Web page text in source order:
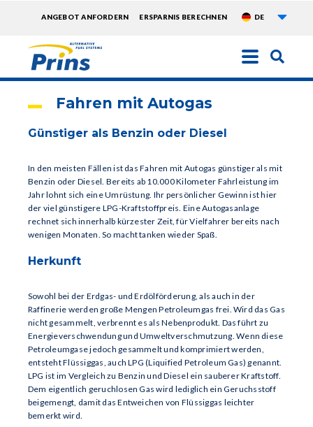
TOPMENU
ANGEBOT ANFORDERN ERSPARNIS BERECHNEN DE
Fahren mit Autogas
Günstiger als Benzin oder Diesel
In den meisten Fällen ist das Fahren mit Autogas günstiger als mit
Benzin oder Diesel. Bereits ab 10.000 Kilometer Fahrleistung im
Jahr lohnt sich eine Umrüstung. Ihr persönlicher Gewinn ist hier
der viel günstigere LPG-Kraftstoffpreis. Eine Autogasanlage
rechnet sich innerhalb kürzester Zeit, für Vielfahrer bereits nach
wenigen Monaten. So macht tanken wieder Spaß.
Herkunft
Sowohl bei der Erdgas- und Erdölförderung, als auch in der
Raffinerie werden große Mengen Petroleumgas frei. Wird das Gas
nicht gesammelt, verbrennt es als Nebenprodukt. Das führt zu
Energieverschwendung und Umweltverschmutzung. Wenn diese
Petroleumgase jedoch gesammelt und komprimiert werden,
entsteht Flüssiggas, auch LPG (Liquified Petroleum Gas) genannt.
LPG ist im Vergleich zu Benzin und Diesel ein sauberer Kraftstoff.
Dem eigentlich geruchlosen Gas wird lediglich ein Geruchsstoff
beigemengt, damit das Entweichen von Flüssiggas leichter
bemerkt wird.